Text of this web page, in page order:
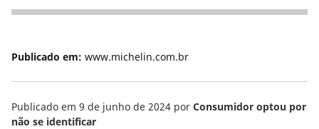
5
Publicado em: www.michelin.com.br
Publicado em 9 de junho de 2024 por Consumidor optou por
não se identificar